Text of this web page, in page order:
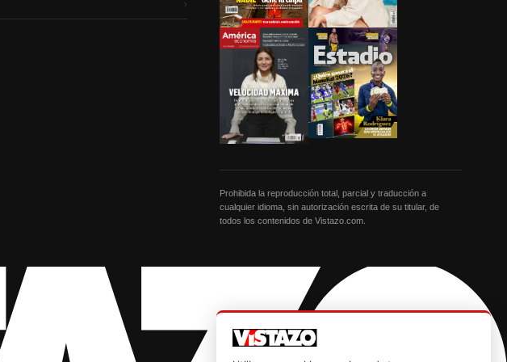
›
Prohibida la reproducción total, parcial y traducción a
cualquier idioma, sin autorización escrita de su titular, de
todos los contenidos de Vistazo.com.